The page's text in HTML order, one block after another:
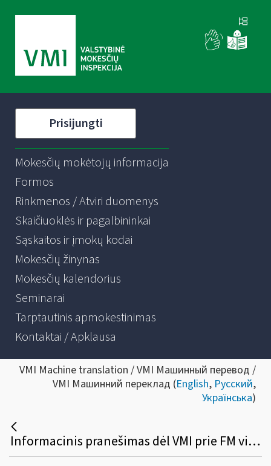
Prisijungti
Mokesčių mokėtojų informacija
Formos
Rinkmenos / Atviri duomenys
Skaičiuoklės ir pagalbininkai
Sąskaitos ir įmokų kodai
Mokesčių žinynas
Mokesčių kalendorius
Seminarai
Tarptautinis apmokestinimas
Kontaktai / Apklausa
VMI Machine translation / VMI Машинный перевод /
VMI Машинний переклад (English, Русский,
Українська)
Informacinis pranešimas dėl VMI prie FM viršininko 2023 m. balandžio 19 d. įsakymo Nr. VA-27 „Dėl apskaitos dokumentų papildymo tvarkos aprašo patvirtinimo“